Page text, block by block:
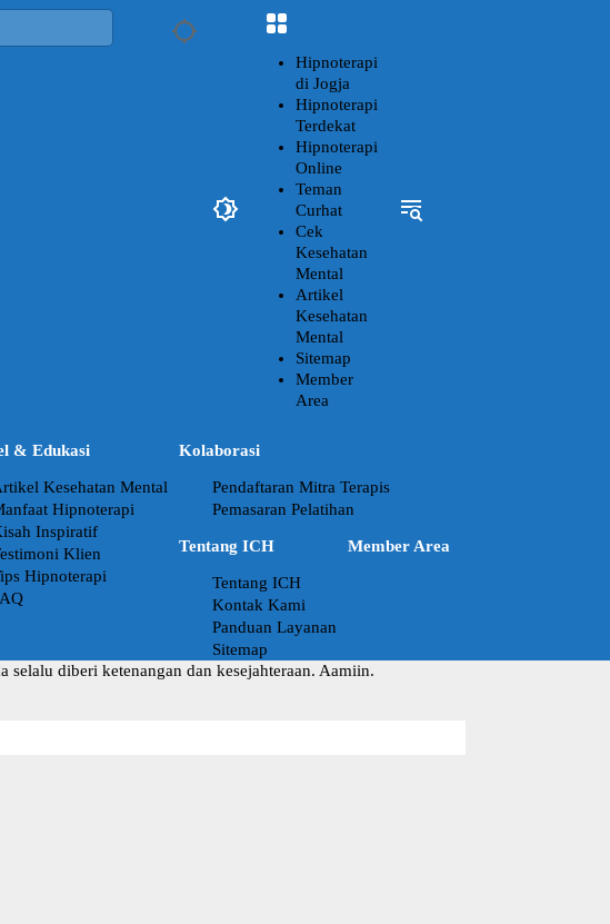
Hipnoterapi
di Jogja
Hipnoterapi
Terdekat
Hipnoterapi
Online
Teman
Curhat
Cek
Kesehatan
Mental
Artikel
Kesehatan
Mental
Sitemap
Member
Area
& Edukasi
Kesehatan Mental
Hipnoterapi
Inspiratif
Klien
Hipnoterapi
Kolaborasi
Pendaftaran Mitra Terapis
Pemasaran Pelatihan
Tentang ICH
Tentang ICH
Kontak Kami
Panduan Layanan
Sitemap
Member Area
selalu diberi ketenangan dan kesejahteraan. Aamiin.